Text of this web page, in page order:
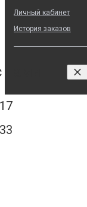
Личный кабинет
История заказов